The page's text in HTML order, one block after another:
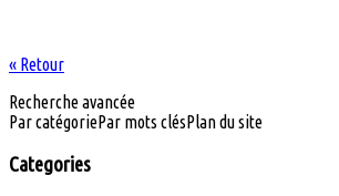
« Retour
Recherche avancée
Par catégoriePar mots clésPlan du site
Categories